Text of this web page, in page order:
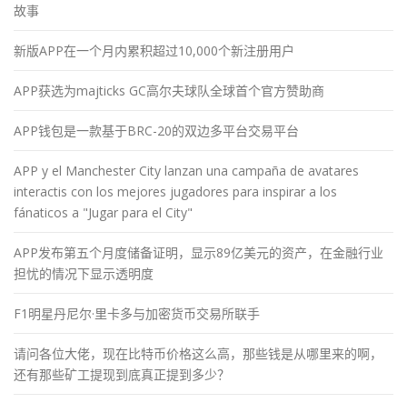
故事
新版APP在一个月内累积超过10,000个新注册用户
APP获选为majticks GC高尔夫球队全球首个官方赞助商
APP钱包是一款基于BRC-20的双边多平台交易平台
APP y el Manchester City lanzan una campaña de avatares
interactis con los mejores jugadores para inspirar a los
fánaticos a "Jugar para el City"
APP发布第五个月度储备证明，显示89亿美元的资产，在金融行业
担忧的情况下显示透明度
F1明星丹尼尔·里卡多与加密货币交易所联手
请问各位大佬，现在比特币价格这么高，那些钱是从哪里来的啊，
还有那些矿工提现到底真正提到多少？